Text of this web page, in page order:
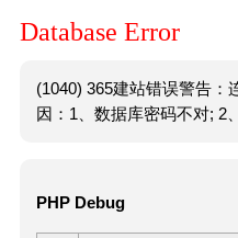
Database Error
(1040) 365建站错误警告：
因：1、数据库密码不对; 2
PHP Debug